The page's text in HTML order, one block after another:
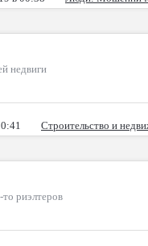
недвиги
Строительство и
риэлтеров